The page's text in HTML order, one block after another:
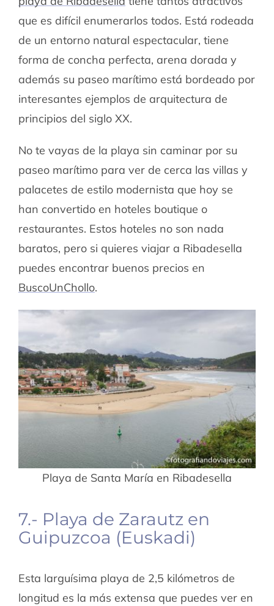
que es difícil enumerarlos todos. Está rodeada
de un entorno natural espectacular, tiene
forma de concha perfecta, arena dorada y
además su paseo marítimo está bordeado por
interesantes ejemplos de arquitectura de
principios del siglo XX.
No te vayas de la playa sin caminar por su
paseo marítimo para ver de cerca las villas y
palacetes de estilo modernista que hoy se
han convertido en hoteles boutique o
restaurantes. Estos hoteles no son nada
baratos, pero si quieres viajar a Ribadesella
puedes encontrar buenos precios en
BuscoUnChollo.
Playa de Santa María en Ribadesella
7.- Playa de Zarautz en
Guipuzcoa (Euskadi)
Esta larguísima playa de 2,5 kilómetros de
longitud es la más extensa que puedes ver en